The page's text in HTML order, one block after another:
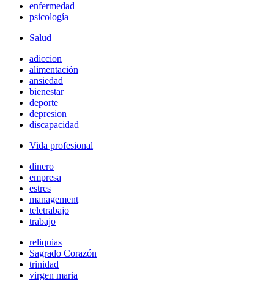
enfermedad
psicología
Salud
adiccion
alimentación
ansiedad
bienestar
deporte
depresion
discapacidad
Vida profesional
dinero
empresa
estres
management
teletrabajo
trabajo
reliquias
Sagrado Corazón
trinidad
virgen maria